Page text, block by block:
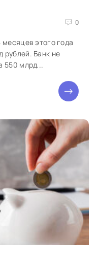
0
этого года
Банк не
550 млрд...